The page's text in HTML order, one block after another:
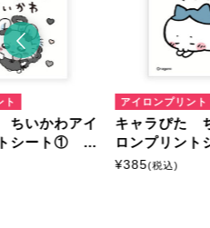
ト
いかわアイ
トシート① A
アイロンプリント
キャラぴた
ロンプリン
ニ12
¥385(税込)